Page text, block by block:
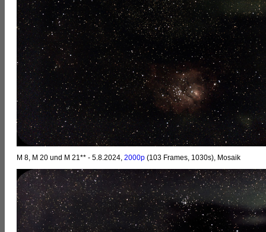
M 8, M 20 und M 21** - 5.8.2024, 2000p (103 Frames, 1030s), Mosaik